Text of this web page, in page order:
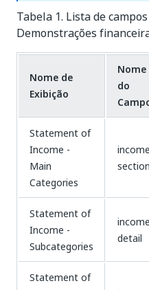
Tabela 1. Lista de
Demonstrações
Nome de
Exibição
Nome
do
Statement of
Income -
Main
Categories
section
Statement of
Income -
Subcategories
detail
Statement of